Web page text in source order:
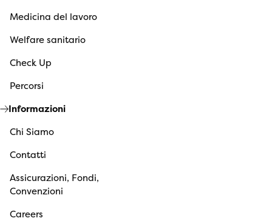
Medicina del lavoro
Welfare sanitario
Check Up
Percorsi
Informazioni
Chi Siamo
Contatti
Assicurazioni, Fondi,
Convenzioni
Careers